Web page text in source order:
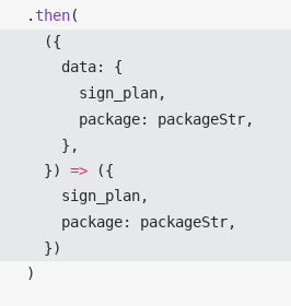
. then(
  ({
data: {
sign_plan,
package: packageStr,
    },
  })
=> ({
sign_plan,
package: packageStr,
  })
)